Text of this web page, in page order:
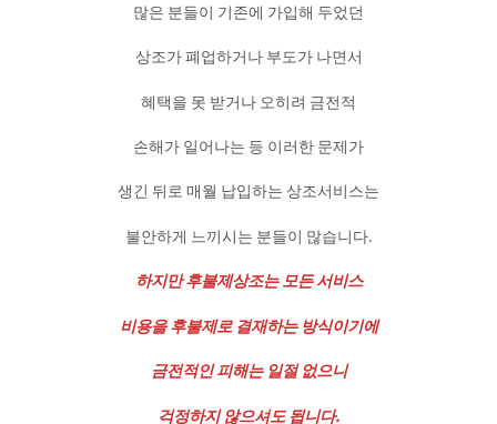
많은 분들이 기존에 가입해 두었던
상조가 폐업하거나 부도가 나면서
혜택을 못 받거나 오히려 금전적
손해가 일어나는 등 이러한 문제가
생긴 뒤로 매월 납입하는 상조서비스는
불안하게 느끼시는 분들이 많습니다.
하지만 후불제상조는 모든 서비스
비용을 후불제로 결재하는 방식이기에
금전적인 피해는 일절 없으니
걱정하지 않으셔도 됩니다.